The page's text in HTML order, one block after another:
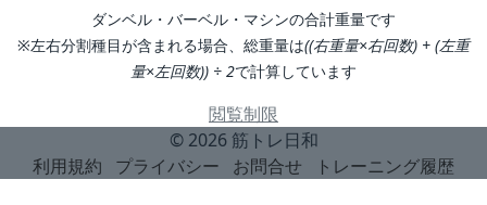
ダンベル・バーベル・マシンの合計重量です
※左右分割種目が含まれる場合、総重量は((右重量×右回数) + (左重
量×左回数)) ÷ 2で計算しています
閲覧制限
© 2026 筋トレ日和
利用規約
プライバシー お問合せ トレーニング履歴